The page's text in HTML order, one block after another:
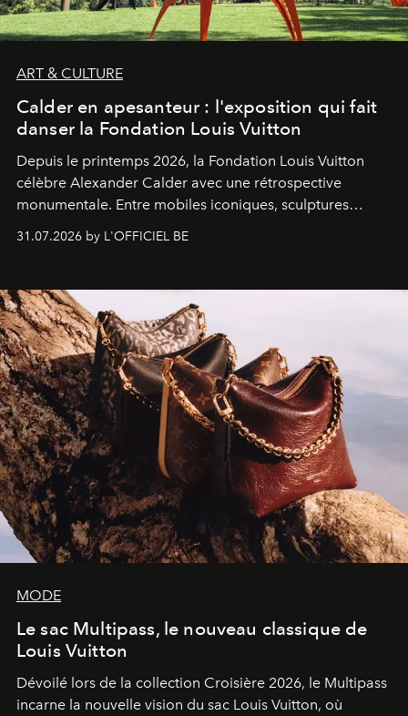
ART & CULTURE
Calder en apesanteur : l'exposition qui fait
danser la Fondation Louis Vuitton
Depuis le printemps 2026, la Fondation Louis Vuitton
célèbre Alexander Calder avec une rétrospective
monumentale. Entre mobiles iconiques, sculptures
monumentales et poésie du mouvement, l'artiste
américain investit les espaces imaginés par Frank Gehry
sculpture.
31.07.2026 by L'OFFICIEL BE
MODE
Le sac Multipass, le nouveau classique de
Louis Vuitton
Dévoilé lors de la collection Croisière 2026, le Multipass
incarne la nouvelle vision du sac Louis Vuitton, où